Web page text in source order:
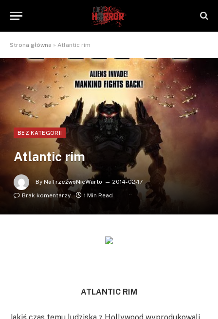
Strona główna » Atlantic rim
BEZ KATEGORII
Atlantic rim
By NaTrzeźwoNieWarto
2014-02-17
Brak komentarzy
1 Min Read
ATLANTIC RIM
Jakiś czas temu ludziska z Hollywood wyprodukowali